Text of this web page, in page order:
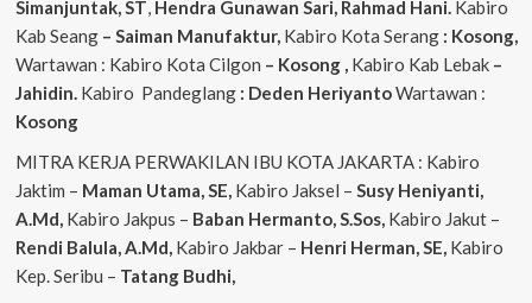
Simanjuntak, ST, Hendra Gunawan Sari, Rahmad Hani. Kabiro
Kab Seang– Saiman Manufaktur, Kabiro Kota Serang : Kosong,
Wartawan : Kabiro Kota Cilgon – Kosong , Kabiro Kab Lebak–
Jahidin. Kabiro Pandeglang : Deden HeriyantoWartawan :
Kosong
MITRA KERJA PERWAKILAN IBU KOTA JAKARTA : Kabiro
Jaktim – Maman Utama, SE, Kabiro Jaksel – Susy Heniyanti,
A.Md, Kabiro Jakpus – Baban Hermanto, S.Sos, Kabiro Jakut –
Rendi Balula, A.Md, Kabiro Jakbar – Henri Herman, SE, Kabiro
Kep. Seribu – Tatang Budhi,